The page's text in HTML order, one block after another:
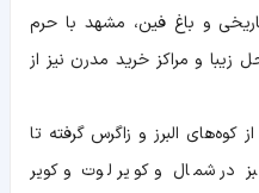
و باغ فین، مشهد با حرم
و مراکز خرید مدرن نیز از
کوه‌های البرز و زاگرس گرفته تا
شمال و کویر لوت و کویر